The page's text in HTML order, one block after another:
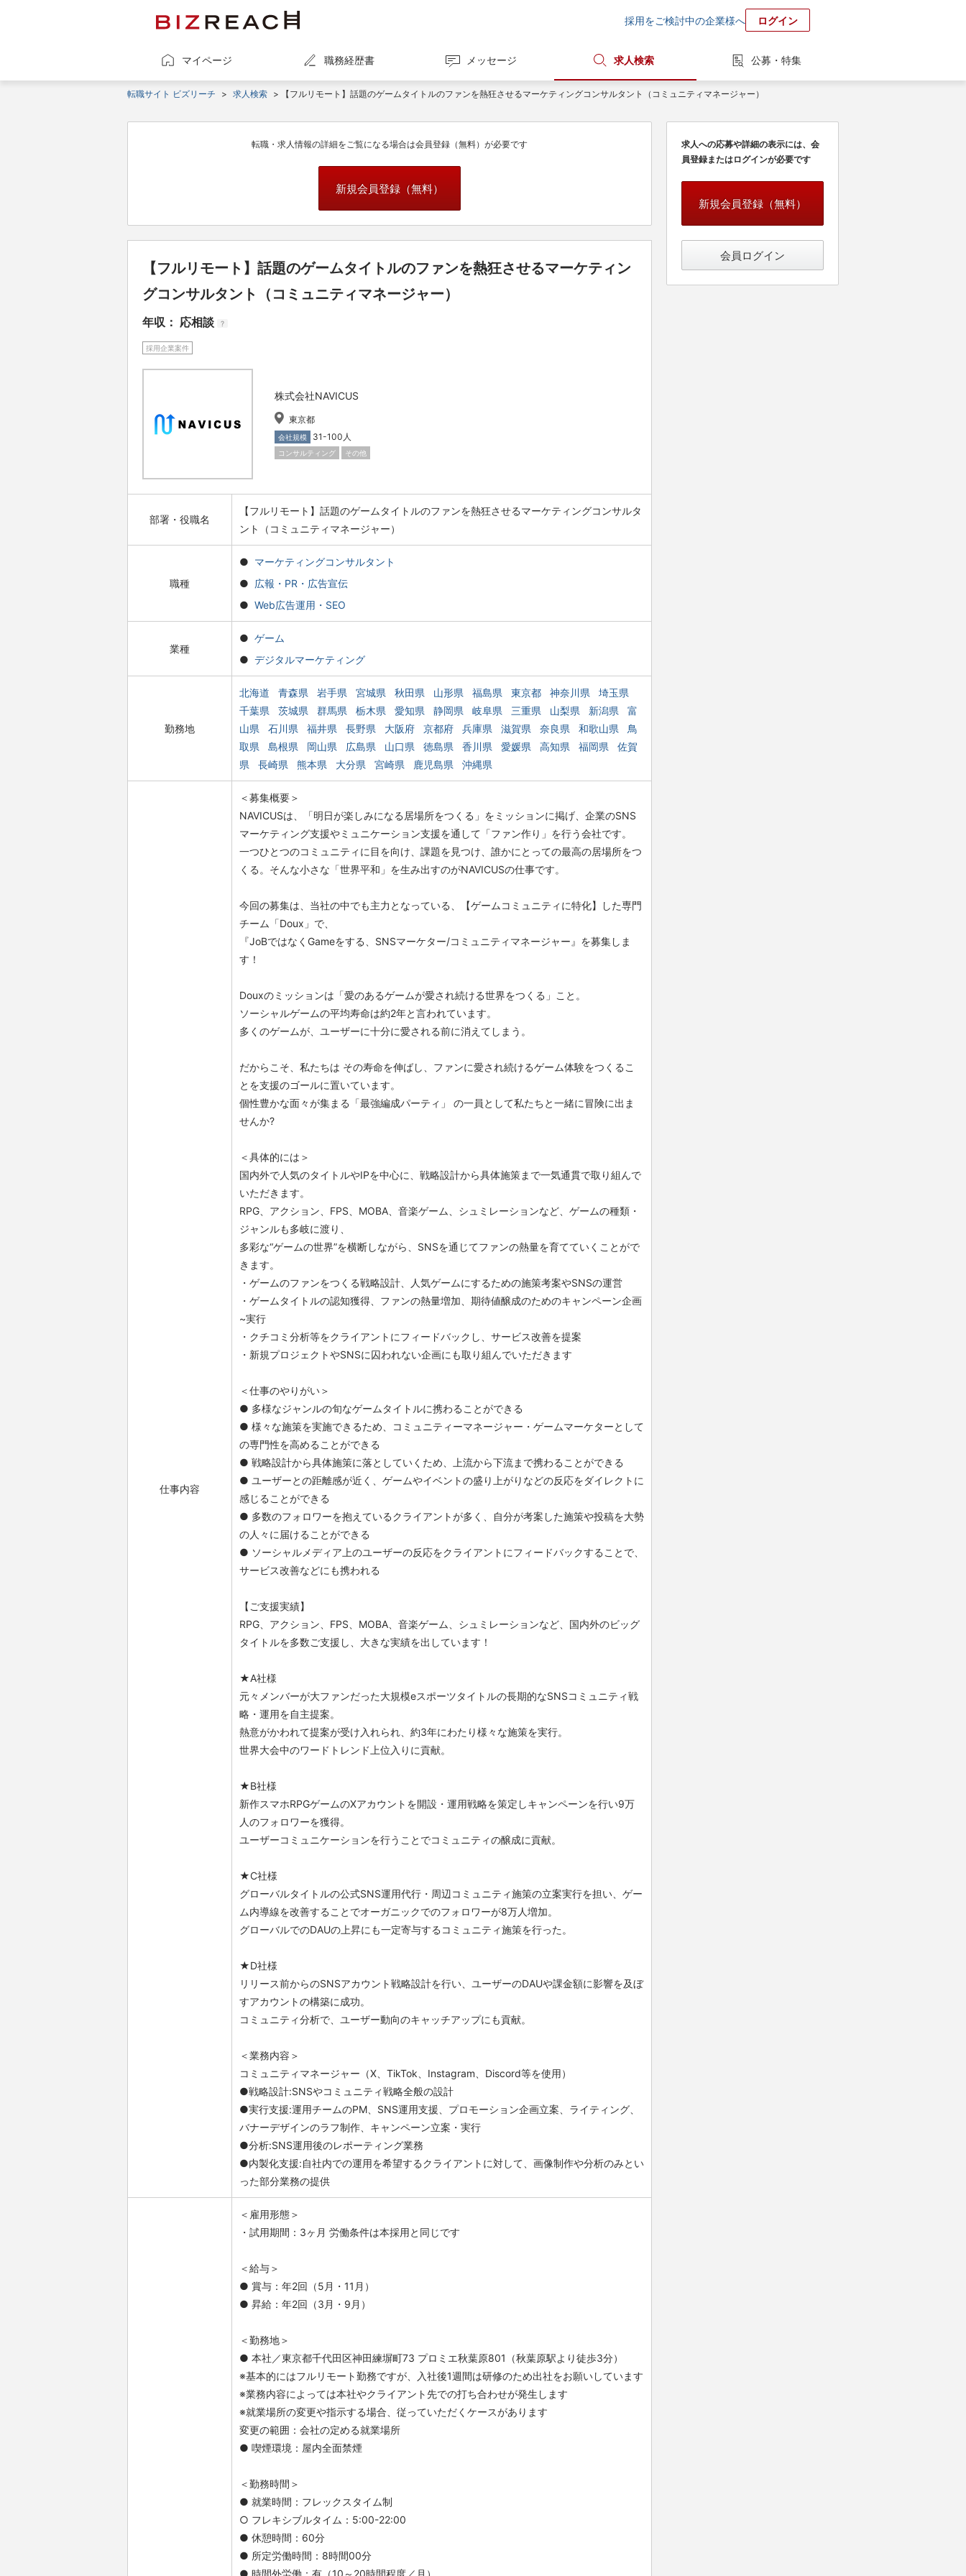
採用をご検討中の企業様へ ログイン
マイページ 職務経歴書 メッセージ 求人検索 公募・特集
転職サイト ビズリーチ > 求人検索 > 【フルリモート】話題のゲームタイトルのファンを熱狂させるマーケティングコンサルタント（コミュニティマネージャー）
転職・求人情報の詳細をご覧になる場合は会員登録（無料）が必要です
新規会員登録（無料）
【フルリモート】話題のゲームタイトルのファンを熱狂させるマーケティン
グコンサルタント（コミュニティマネージャー）
年収： 応相談 ?
採用企業案件
株式会社NAVICUS
東京都
会社規模 31-100人
コンサルティング その他
部署・役職名
【フルリモート】話題のゲームタイトルのファンを熱狂させるマーケティングコンサルタ
ント（コミュニティマネージャー）
職種
マーケティングコンサルタント
広報・PR・広告宣伝
Web広告運用・SEO
業種
ゲーム
デジタルマーケティング
勤務地
北海道 青森県 岩手県 宮城県 秋田県 山形県 福島県 東京都 神奈川県
埼玉県
千葉県
茨城県 群馬県 栃木県 愛知県 静岡県 岐阜県 三重県 山梨県 新潟県
富
山県
石川県 福井県 長野県 大阪府 京都府 兵庫県 滋賀県 奈良県 和歌山県
鳥
取県
島根県 岡山県 広島県 山口県 徳島県 香川県 愛媛県 高知県 福岡県
佐賀
県
長崎県 熊本県 大分県 宮崎県 鹿児島県 沖縄県
仕事内容
＜募集概要＞
NAVICUSは、「明日が楽しみになる居場所をつくる」をミッションに掲げ、企業のSNS
マーケティング支援やミュニケーション支援を通して「ファン作り」を行う会社です。
一つひとつのコミュニティに目を向け、課題を見つけ、誰かにとっての最高の居場所をつ
くる。そんな小さな「世界平和」を生み出すのがNAVICUSの仕事です。
今回の募集は、当社の中でも主力となっている、【ゲームコミュニティに特化】した専門
チーム「Doux」で、
『JoBではなくGameをする、SNSマーケター/コミュニティマネージャー』を募集しま
す！
Douxのミッションは「愛のあるゲームが愛され続ける世界をつくる」こと。
ソーシャルゲームの平均寿命は約2年と言われています。
多くのゲームが、ユーザーに十分に愛される前に消えてしまう。
だからこそ、私たちは その寿命を伸ばし、ファンに愛され続けるゲーム体験をつくるこ
とを支援のゴールに置いています。
個性豊かな面々が集まる「最強編成パーティ」 の一員として私たちと一緒に冒険に出ま
せんか?
＜具体的には＞
国内外で人気のタイトルやIPを中心に、戦略設計から具体施策まで一気通貫で取り組んで
いただきます。
RPG、アクション、FPS、MOBA、音楽ゲーム、シュミレーションなど、ゲームの種類・
ジャンルも多岐に渡り、
多彩な“ゲームの世界”を横断しながら、SNSを通じてファンの熱量を育てていくことがで
きます。
・ゲームのファンをつくる戦略設計、人気ゲームにするための施策考案やSNSの運営
・ゲームタイトルの認知獲得、ファンの熱量増加、期待値醸成のためのキャンペーン企画
~実行
・クチコミ分析等をクライアントにフィードバックし、サービス改善を提案
・新規プロジェクトやSNSに囚われない企画にも取り組んでいただきます
＜仕事のやりがい＞
● 多様なジャンルの旬なゲームタイトルに携わることができる
● 様々な施策を実施できるため、コミュニティーマネージャー・ゲームマーケターとして
の専門性を高めることができる
● 戦略設計から具体施策に落としていくため、上流から下流まで携わることができる
● ユーザーとの距離感が近く、ゲームやイベントの盛り上がりなどの反応をダイレクトに
感じることができる
● 多数のフォロワーを抱えているクライアントが多く、自分が考案した施策や投稿を大勢
の人々に届けることができる
● ソーシャルメディア上のユーザーの反応をクライアントにフィードバックすることで、
サービス改善などにも携われる
【ご支援実績】
RPG、アクション、FPS、MOBA、音楽ゲーム、シュミレーションなど、国内外のビッグ
タイトルを多数ご支援し、大きな実績を出しています！
★A社様
元々メンバーが大ファンだった大規模eスポーツタイトルの長期的なSNSコミュニティ戦
略・運用を自主提案。
熱意がかわれて提案が受け入れられ、約3年にわたり様々な施策を実行。
世界大会中のワードトレンド上位入りに貢献。
★B社様
新作スマホRPGゲームのXアカウントを開設・運用戦略を策定しキャンペーンを行い9万
人のフォロワーを獲得。
ユーザーコミュニケーションを行うことでコミュニティの醸成に貢献。
★C社様
グローバルタイトルの公式SNS運用代行・周辺コミュニティ施策の立案実行を担い、ゲー
ム内導線を改善することでオーガニックでのフォロワーが8万人増加。
グローバルでのDAUの上昇にも一定寄与するコミュニティ施策を行った。
★D社様
リリース前からのSNSアカウント戦略設計を行い、ユーザーのDAUや課金額に影響を及ぼ
すアカウントの構築に成功。
コミュニティ分析で、ユーザー動向のキャッチアップにも貢献。
＜業務内容＞
コミュニティマネージャー（X、TikTok、Instagram、Discord等を使用）
●戦略設計:SNSやコミュニティ戦略全般の設計
●実行支援:運用チームのPM、SNS運用支援、プロモーション企画立案、ライティング、
バナーデザインのラフ制作、キャンペーン立案・実行
●分析:SNS運用後のレポーティング業務
●内製化支援:自社内での運用を希望するクライアントに対して、画像制作や分析のみとい
った部分業務の提供
＜雇用形態＞
・試用期間：3ヶ月 労働条件は本採用と同じです
＜給与＞
● 賞与：年2回（5月・11月）
● 昇給：年2回（3月・9月）
＜勤務地＞
● 本社／東京都千代田区神田練塀町73 プロミエ秋葉原801（秋葉原駅より徒歩3分）
※基本的にはフルリモート勤務ですが、入社後1週間は研修のため出社をお願いしています
※業務内容によっては本社やクライアント先での打ち合わせが発生します
※就業場所の変更や指示する場合、従っていただくケースがあります
変更の範囲：会社の定める就業場所
● 喫煙環境：屋内全面禁煙
＜勤務時間＞
● 就業時間：フレックスタイム制
○ フレキシブルタイム：5:00-22:00
● 休憩時間：60分
● 所定労働時間：8時間00分
● 時間外労働：有（10～20時間程度／月）
求人への応募や詳細の表示には、会
員登録またはログインが必要です
新規会員登録（無料）
会員ログイン